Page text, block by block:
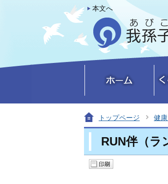
本文へ
トップページ 健
RUN伴（ラ